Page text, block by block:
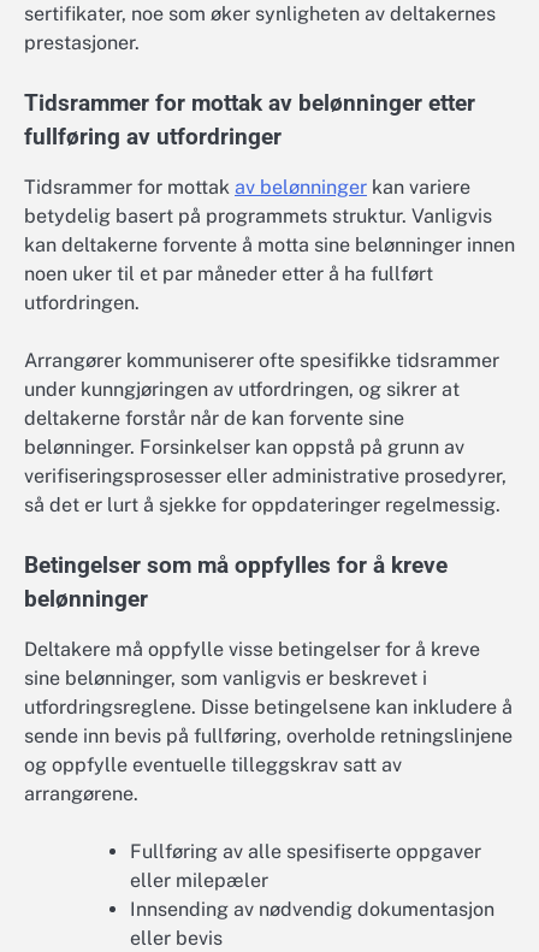
sertifikater, noe som øker synligheten av deltakernes
prestasjoner.
Tidsrammer for mottak av belønninger etter
fullføring av utfordringer
Tidsrammer for mottak av belønninger kan variere
betydelig basert på programmets struktur. Vanligvis
kan deltakerne forvente å motta sine belønninger innen
noen uker til et par måneder etter å ha fullført
utfordringen.
Arrangører kommuniserer ofte spesifikke tidsrammer
under kunngjøringen av utfordringen, og sikrer at
deltakerne forstår når de kan forvente sine
belønninger. Forsinkelser kan oppstå på grunn av
verifiseringsprosesser eller administrative prosedyrer,
så det er lurt å sjekke for oppdateringer regelmessig.
Betingelser som må oppfylles for å kreve
belønninger
Deltakere må oppfylle visse betingelser for å kreve
sine belønninger, som vanligvis er beskrevet i
utfordringsreglene. Disse betingelsene kan inkludere å
sende inn bevis på fullføring, overholde retningslinjene
og oppfylle eventuelle tilleggskrav satt av
arrangørene.
Fullføring av alle spesifiserte oppgaver
eller milepæler
Innsending av nødvendig dokumentasjon
eller bevis